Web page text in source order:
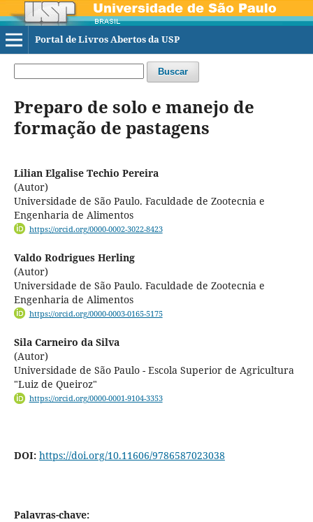
Portal de Livros Abertos da USP
Buscar
Preparo de solo e manejo de
formação de pastagens
Lilian Elgalise Techio Pereira
(Autor)
Universidade de São Paulo. Faculdade de Zootecnia e
Engenharia de Alimentos
https://orcid.org/0000-0002-3022-8423
Valdo Rodrigues Herling
(Autor)
Universidade de São Paulo. Faculdade de Zootecnia e
Engenharia de Alimentos
https://orcid.org/0000-0003-0165-5175
Sila Carneiro da Silva
(Autor)
Universidade de São Paulo - Escola Superior de Agricultura
"Luiz de Queiroz"
https://orcid.org/0000-0001-9104-3353
DOI: https://doi.org/10.11606/9786587023038
Palavras-chave: